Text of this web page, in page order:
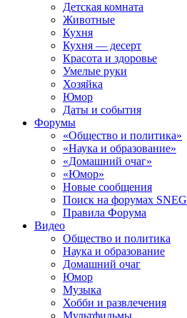
Детская комната
Животные
Кухня
Кухня — десерт
Красота и здоровье
Умелые руки
Хозяйка
Юмор
Даты и события
Форумы
«Общество и политика»
«Наука и образование»
«Домашний очаг»
«Юмор»
Новые сообщения
Поиск на форумах SNEG
Правила Форума
Видео
Общество и политика
Наука и образование
Домашний очаг
Юмор
Музыка
Хобби и развлечения
Мультфильмы